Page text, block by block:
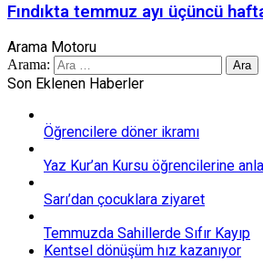
Fındıkta temmuz ayı üçüncü
Arama Motoru
Arama:
Son Eklenen Haberler
Öğrencilere döner ikramı
Yaz Kur’an Kursu öğrencilerine
Sarı’dan çocuklara ziyaret
Temmuzda Sahillerde Sıfır Kayıp
Kentsel dönüşüm hız kazanıyor